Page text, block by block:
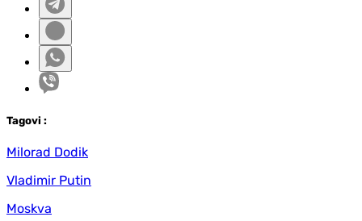
Tagovi :
Milorad Dodik
Vladimir Putin
Moskva